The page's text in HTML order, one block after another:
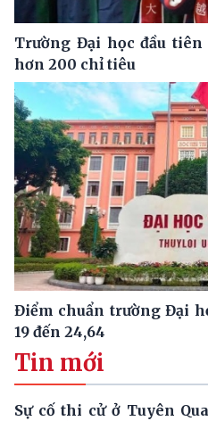
Trường Đại học đầu
hơn 200 chỉ tiêu
Điểm chuẩn trường Đại
19 đến 24,64
Tin mới
Sự cố thi cử ở Tuyên